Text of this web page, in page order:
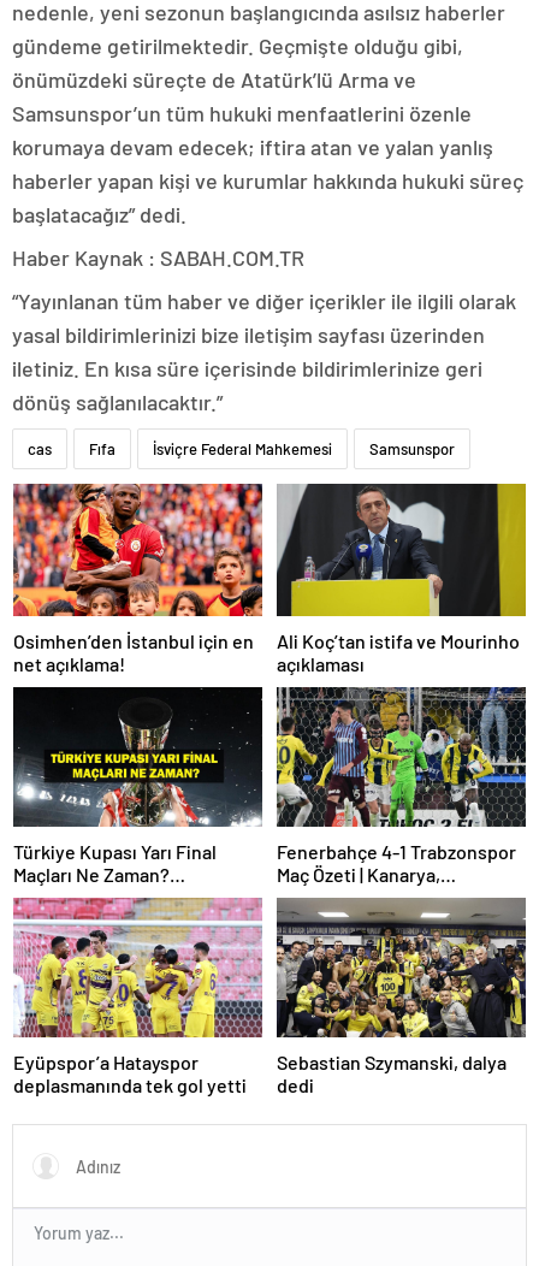
nedenle, yeni sezonun başlangıcında asılsız haberler
gündeme getirilmektedir. Geçmişte olduğu gibi,
önümüzdeki süreçte de Atatürk’lü Arma ve
Samsunspor’un tüm hukuki menfaatlerini özenle
korumaya devam edecek; iftira atan ve yalan yanlış
haberler yapan kişi ve kurumlar hakkında hukuki süreç
başlatacağız” dedi.
Haber Kaynak : SABAH.COM.TR
“Yayınlanan tüm haber ve diğer içerikler ile ilgili olarak
yasal bildirimlerinizi bize iletişim sayfası üzerinden
iletiniz. En kısa süre içerisinde bildirimlerinize geri
dönüş sağlanılacaktır.”
cas Fıfa İsviçre Federal Mahkemesi Samsunspor
Osimhen’den İstanbul için en
net açıklama!
Ali Koç’tan istifa ve Mourinho
açıklaması
Türkiye Kupası Yarı Final
Maçları Ne Zaman?
Galatasaray’ın Rakibi Kim?
Trabzonspor’un Rakibi Kim?
ZTK Yarı Finalistler Belli Oldu
Fenerbahçe 4-1 Trabzonspor
Maç Özeti | Kanarya,
Galatasaray’la farkı azalttı
Eyüpspor’a Hatayspor
deplasmanında tek gol yetti
Sebastian Szymanski, dalya
dedi